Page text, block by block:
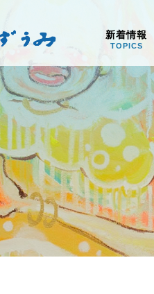
社会福祉法人みず
新着情報
TOPICS